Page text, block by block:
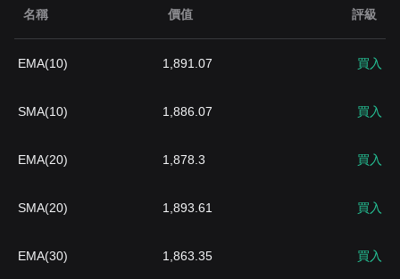
名稱 價值 評級
EMA(10) 1,891.07 買入
SMA(10) 1,886.07 買入
EMA(20) 1,878.3 買入
SMA(20) 1,893.61 買入
EMA(30) 1,863.35 買入